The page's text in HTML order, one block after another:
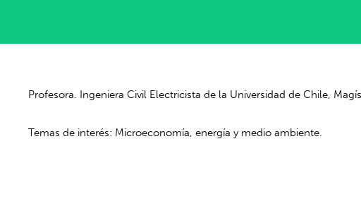
Profesora. Ingeniera Civil Electricista de la Universidad de Chile,
Temas de interés: Microeconomía, energía y medio ambiente.